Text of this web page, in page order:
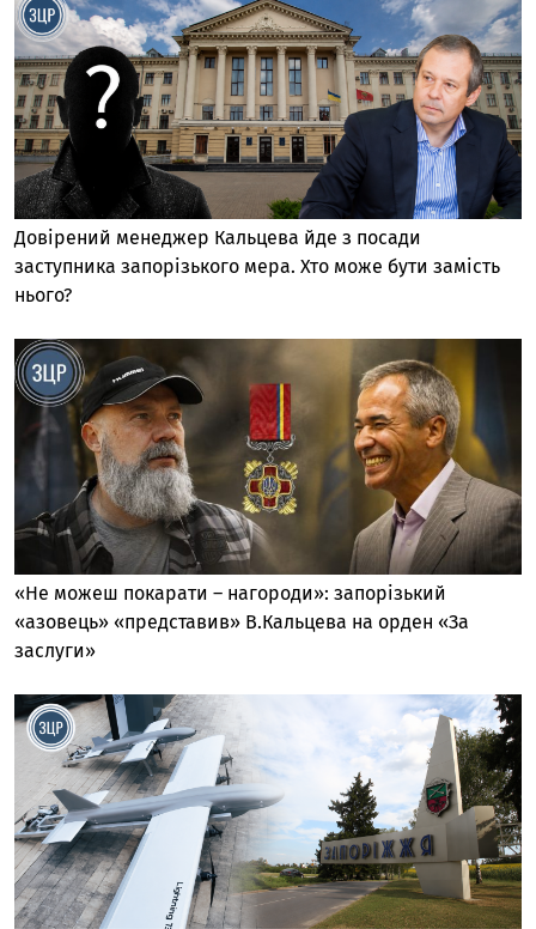
Довірений менеджер Кальцева йде з посади
заступника запорізького мера. Хто може бути замість
нього?
«Не можеш покарати – нагороди»: запорізький
«азовець» «представив» В.Кальцева на орден «За
заслуги»